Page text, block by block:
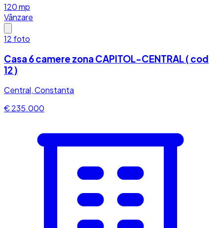
120mp
Vânzare
12 foto
Casa 6 camere zona CAPITOL-CENTRAL ( cod
12 )
Central, Constanta
€ 235.000